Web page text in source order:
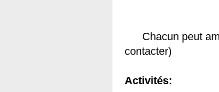
Chacun peut
contacter)
Activités: